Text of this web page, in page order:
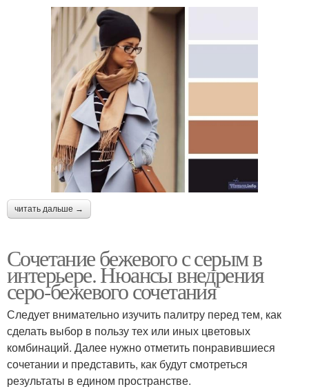
читать дальше →
Сочетание бежевого с серым в
интерьере. Нюансы внедрения
серо-бежевого сочетания
Следует внимательно изучить палитру перед тем, как
сделать выбор в пользу тех или иных цветовых
комбинаций. Далее нужно отметить понравившиеся
сочетании и представить, как будут смотреться
результаты в едином пространстве.